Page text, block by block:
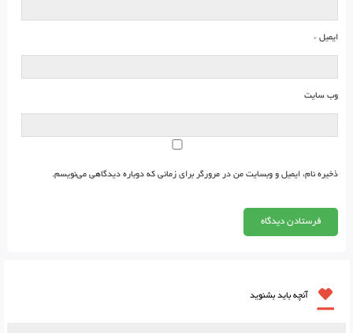
ایمیل *
وب‌ سایت
ذخیره نام، ایمیل و وبسایت من در مرورگر برای زمانی که دوباره دیدگاهی می‌نویسم.
آنچه باید بشنوید